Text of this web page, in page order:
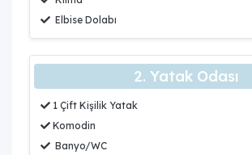
Elbise Dolabı
2. Yatak Odası
1 Çift Kişilik Yatak
Komodin
Banyo/WC